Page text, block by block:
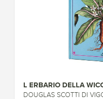
L ERBARIO DELLA
DOUGLAS SCOTTI DI